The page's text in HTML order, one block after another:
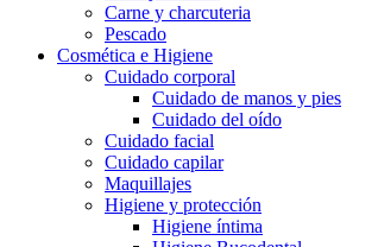
Carne y charcuteria
Pescado
Cosmética e Higiene
Cuidado corporal
Cuidado de manos y pies
Cuidado del oído
Cuidado facial
Cuidado capilar
Maquillajes
Higiene y protección
Higiene íntima